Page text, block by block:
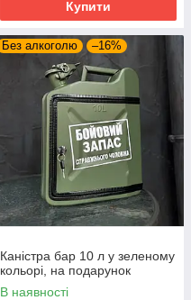
Купити
Без алкоголю –16%
Каністра бар 10 л у зеленому
кольорі, на подарунок
В наявності